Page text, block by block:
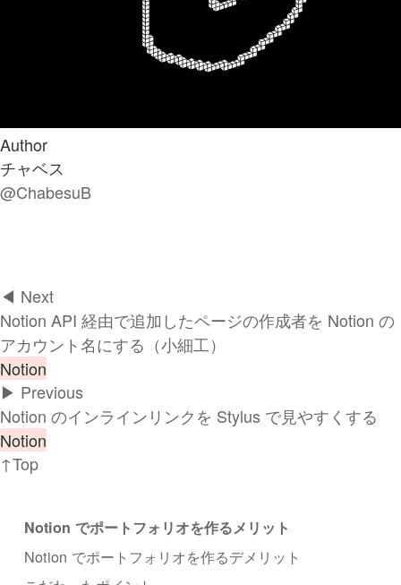
Author
チャベス
@ChabesuB
◀︎ Next
Notion API 経由で追加したページの作成者を Notion の
アカウント名にする（小細工）
Notion
▶︎ Previous
Notion のインラインリンクを Stylus で見やすくする
Notion
↑Top
Notion でポートフォリオを作るメリット
Notion でポートフォリオを作るデメリット